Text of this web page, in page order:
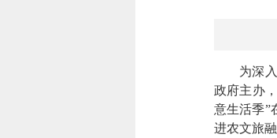
为深入贯
政府主办
意生活季”
进农文旅